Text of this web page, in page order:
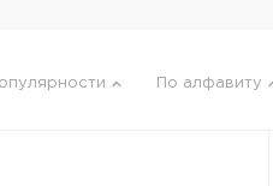
По алфавиту